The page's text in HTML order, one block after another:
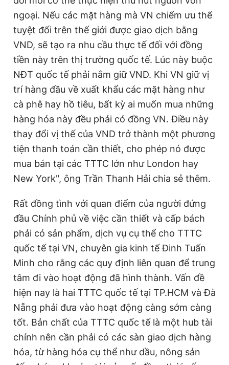
ngoại. Nếu các mặt hàng mà VN chiếm ưu thế
tuyệt đối trên thế giới được giao dịch bằng
VND, sẽ tạo ra nhu cầu thực tế đối với đồng
tiền này trên thị trường quốc tế. Lúc này buộc
NĐT quốc tế phải nắm giữ VND. Khi VN giữ vị
trí hàng đầu về xuất khẩu các mặt hàng như
cà phê hay hồ tiêu, bất kỳ ai muốn mua những
hàng hóa này đều phải có đồng VN. Điều này
thay đổi vị thế của VND trở thành một phương
tiện thanh toán cần thiết, cho phép nó được
mua bán tại các TTTC lớn như London hay
New York", ông Trần Thanh Hải chia sẻ thêm.
Rất đồng tình với quan điểm của người đứng
đầu Chính phủ về việc cần thiết và cấp bách
phải có sản phẩm, dịch vụ cụ thể cho TTTC
quốc tế tại VN, chuyên gia kinh tế Đinh Tuấn
Minh cho rằng các quy định liên quan để trung
tâm đi vào hoạt động đã hình thành. Vấn đề
hiện nay là hai TTTC quốc tế tại TP.HCM và Đà
Nẵng phải đưa vào hoạt động càng sớm càng
tốt. Bản chất của TTTC quốc tế là một hub tài
chính nên cần phải có các sàn giao dịch hàng
hóa, từ hàng hóa cụ thể như dầu, nông sản